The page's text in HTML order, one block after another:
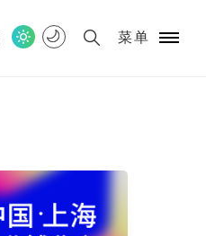
菜单